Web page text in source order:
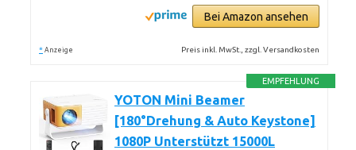
Bei Amazon ansehen
* Anzeige Preis inkl. MwSt., zzgl. Versandkosten
EMPFEHLUNG
YOTON Mini Beamer
[180°Drehung & Auto Keystone]
1080P Unterstützt 15000L